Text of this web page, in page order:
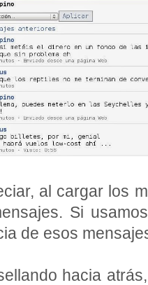
al cargar los
Si
de esos
hacia